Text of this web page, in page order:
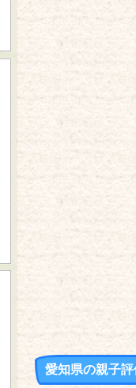
愛知県の親子